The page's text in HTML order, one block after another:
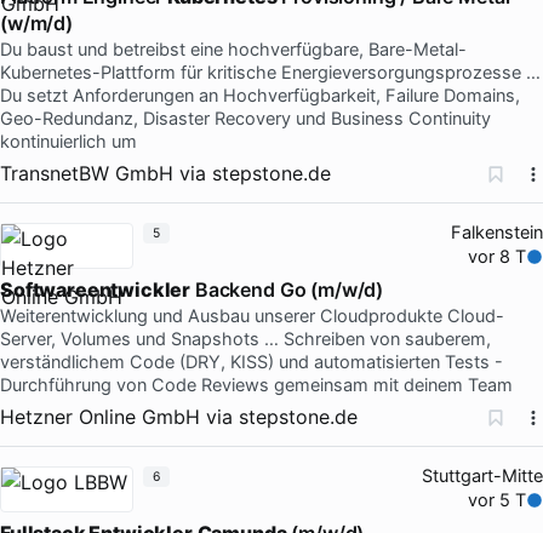
(w/m/d)
Du baust und betreibst eine hochverfügbare, Bare-Metal-
Kubernetes-Plattform für kritische Energieversorgungsprozesse …
Du setzt Anforderungen an Hochverfügbarkeit, Failure Domains,
Geo-Redundanz, Disaster Recovery und Business Continuity
kontinuierlich um
TransnetBW GmbH via stepstone.de
Falkenstein
vor 8 T
Softwareentwickler Backend Go (m/w/d)
Weiterentwicklung und Ausbau unserer Cloudprodukte Cloud-
Server, Volumes und Snapshots … Schreiben von sauberem,
verständlichem Code (DRY, KISS) und automatisierten Tests -
Durchführung von Code Reviews gemeinsam mit deinem Team
Hetzner Online GmbH via stepstone.de
5
Stuttgart-Mitte
vor 5 T
6